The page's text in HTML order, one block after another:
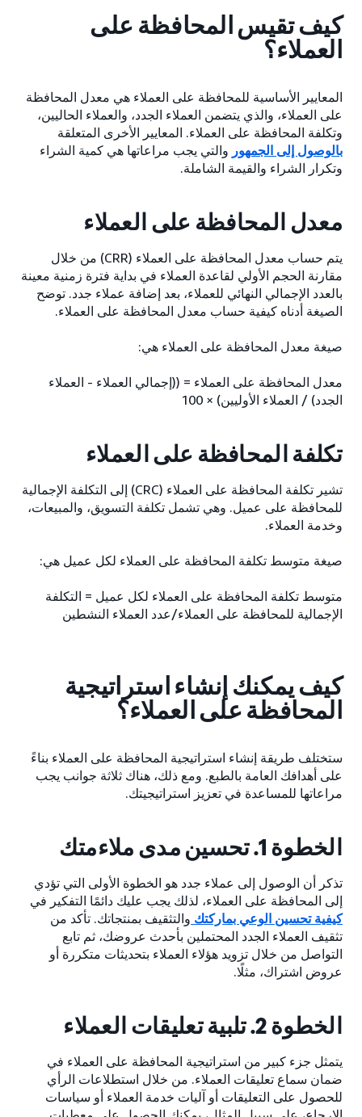
كيف تقيس المحافظة على
العملاء؟
المعايير الأساسية للمحافظة على العملاء هي معدل المحافظة
على العملاء، والذي يتضمن العملاء الجدد، والعملاء الحاليين،
وتكلفة المحافظة على العملاء. المعايير الأخرى المتعلقة
بالوصول إلى الجمهور والتي يجب مراعاتها هي كمية الشراء
وتكرار الشراء والقيمة الشاملة.
معدل المحافظة على العملاء
يتم حساب معدل المحافظة على العملاء (CRR) من خلال
مقارنة الحجم الأولي لقاعدة العملاء في بداية فترة زمنية معينة
بالعدد الإجمالي النهائي للعملاء، بعد إضافة عملاء جدد. توضح
الصيغة أدناه كيفية حساب معدل المحافظة على العملاء.
صيغة معدل المحافظة على العملاء هي:
معدل المحافظة على العملاء = ((إجمالي العملاء - العملاء
الجدد) / العملاء الأوليين) × 100
تكلفة المحافظة على العملاء
تشير تكلفة المحافظة على العملاء (CRC) إلى التكلفة الإجمالية
للمحافظة على عميل. وهي تشمل تكلفة التسويق، والمبيعات،
وخدمة العملاء.
صيغة متوسط تكلفة المحافظة على العملاء لكل عميل هي:
متوسط تكلفة المحافظة على العملاء لكل عميل = التكلفة
الإجمالية للمحافظة على العملاء/عدد العملاء النشطين
كيف يمكنك إنشاء استراتيجية
المحافظة على العملاء؟
ستختلف طريقة إنشاء استراتيجية المحافظة على العملاء بناءً
على أهدافك العامة بالطبع. ومع ذلك، هناك ثلاثة جوانب يجب
مراعاتها للمساعدة في تعزيز استراتيجيتك.
الخطوة 1. تحسين مدى ملاءمتك
تذكر أن الوصول إلى عملاء جدد هو الخطوة الأولى التي تؤدي
إلى المحافظة على العملاء، لذلك يجب عليك دائمًا التفكير في
كيفية تحسين الوعي بماركتك والتثقيف بمنتجاتك. تأكد من
تثقيف العملاء الجدد المحتملين بأحدث عروضك، ثم تابع
التواصل من خلال تزويد هؤلاء العملاء بتحديثات متكررة أو
عروض اشتراك، مثلًا.
الخطوة 2. تلبية تعليقات العملاء
يتمثل جزء كبير من استراتيجية المحافظة على العملاء في
ضمان سماع تعليقات العملاء. من خلال استطلاعات الرأي
للحصول على التعليقات أو آليات خدمة العملاء أو سياسات